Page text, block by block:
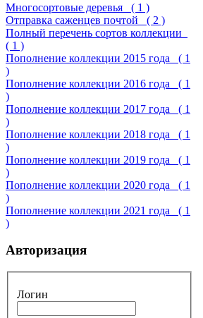
Многосортовые деревья ( 1 )
Отправка саженцев почтой ( 2 )
Полный перечень сортов коллекции
( 1 )
Пополнение коллекции 2015 года ( 1
)
Пополнение коллекции 2016 года ( 1
)
Пополнение коллекции 2017 года ( 1
)
Пополнение коллекции 2018 года ( 1
)
Пополнение коллекции 2019 года ( 1
)
Пополнение коллекции 2020 года ( 1
)
Пополнение коллекции 2021 года ( 1
)
Авторизация
Логин